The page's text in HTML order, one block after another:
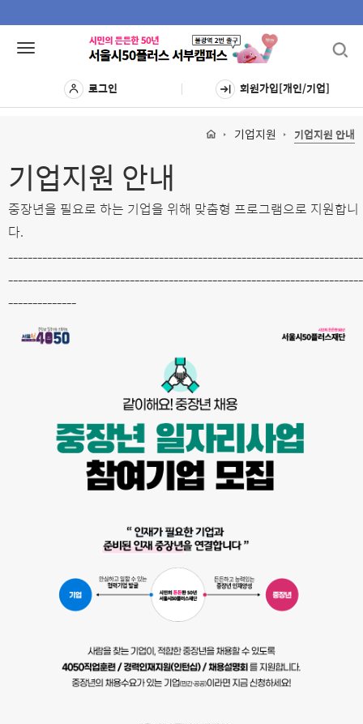
Toggle
로그인 회원가입[개인/기업]
기업지원 기업지원 안내
기업지원 안내
중장년을 필요로 하는 기업을 위해 맞춤형 프로그램으로 지원합니
다.
--------------